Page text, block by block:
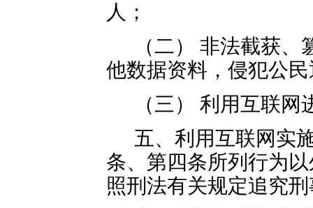
人；
（二） 非法截获
他数据资料，侵犯公
（三） 利用互联
五、利用互联网实
条、第四条所列行为
照刑法有关规定追究